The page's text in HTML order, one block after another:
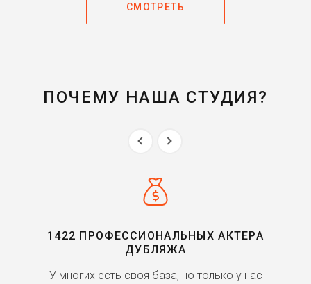
СМОТРЕТЬ
ПОЧЕМУ НАША СТУДИЯ?
1422 ПРОФЕССИОНАЛЬНЫХ АКТЕРА
ДУБЛЯЖА
У многих есть своя база, но только у нас